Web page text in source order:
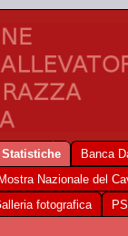
Banca
Nazionale del
fotografica